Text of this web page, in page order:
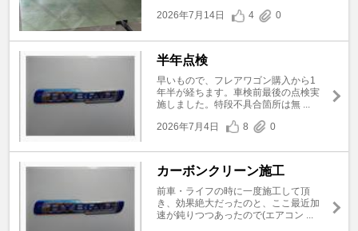
2026年7月14日
4 0
半年点検
早いもので、フレアワゴン購入から1
年半が経ちます。車検前最後の点検実
施しました。特段不具合箇所は無 ...
2026年7月4日
8 0
カーボンクリーン施工
前車・ライフの時に一度施工して頂
き、効果絶大だったのと、ここ最近加
速が鈍りつつあったので(エアコン ...